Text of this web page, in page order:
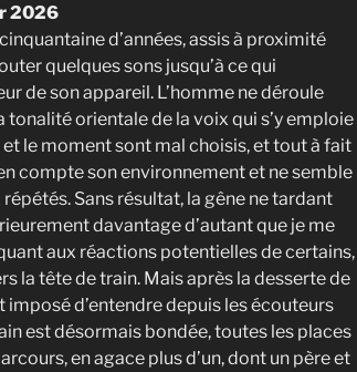
2026
d’années, assis à proximité
quelques sons jusqu’à ce qui
de son appareil. L’homme ne déroule
tonalité orientale de la voix qui s’y emploie
et le moment sont mal choisis, et tout à fait
compte son environnement et ne semble
Sans résultat, la gêne ne tardant
davantage d’autant que je me
aux réactions potentielles de certains,
la tête de train. Mais après la desserte de
imposé d’entendre depuis les écouteurs
est désormais bondée, toutes les places
en agace plus d’un, dont un père et